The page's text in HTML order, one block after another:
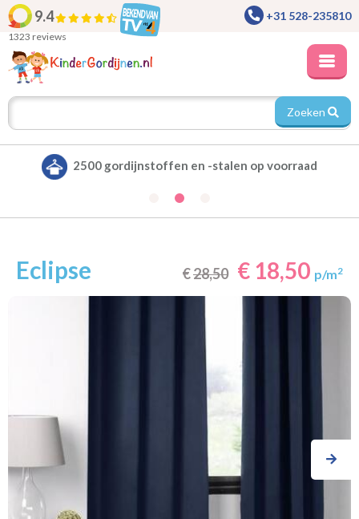
9.4
1323 reviews
+31 528-235810
Zoeken
Alle gordijnen verduisterend leverbaar
Eclipse €28,50 € 18,50 p/m2